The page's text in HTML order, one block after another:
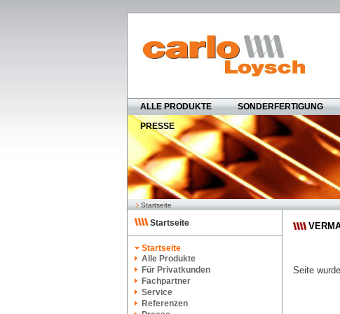
ALLE PRODUKTE SONDERFERTIGUNG
PRESSE
Startseite
Startseite
Startseite
Alle Produkte
Für Privatkunden
Fachpartner
Service
Referenzen
Seite